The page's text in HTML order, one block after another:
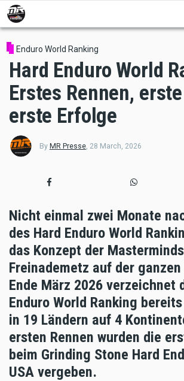
Skip
to
main
content
Enduro World Ranking
Hard Enduro World
Erstes Rennen,
erste Erfolge
By MR Presse, 28 March, 2026
Nicht einmal zwei Monate
des Hard Enduro World
das Konzept der
Freinademetz auf der
Ende März 2026 verzeichnet
Enduro World Ranking
in 19 Ländern auf 4
ersten Rennen wurden die
beim Grinding Stone Hard
USA vergeben.